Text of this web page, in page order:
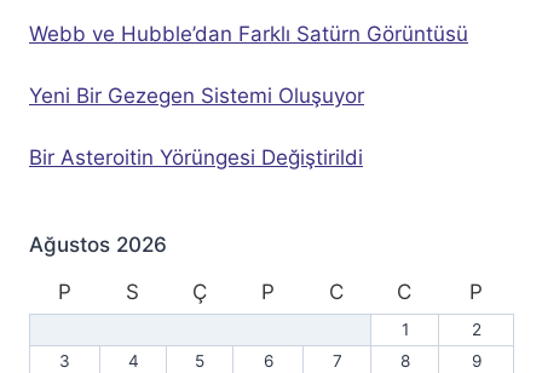
Webb ve Hubble’dan Farklı Satürn Görüntüsü
Yeni Bir Gezegen Sistemi Oluşuyor
Bir Asteroitin Yörüngesi Değiştirildi
Ağustos 2026
P
S Ç P C C P
1
2
3
4 5 6 7 8
9